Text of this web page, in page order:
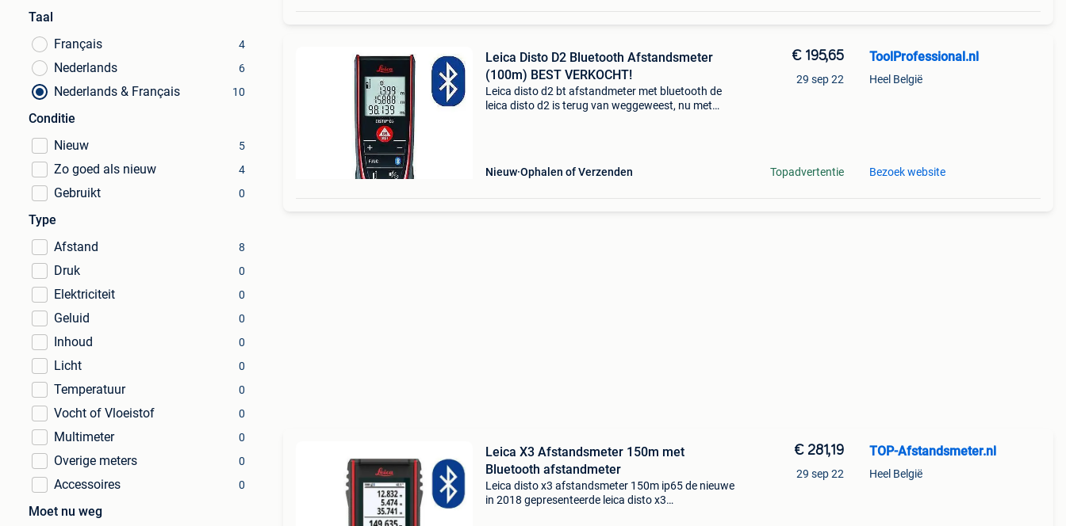
Taal
Français
4
Nederlands 6
Nederlands & Français 10
Conditie
Nieuw
5
Zo goed als nieuw 4
Gebruikt 0
Type
Afstand
8
Druk 0
Elektriciteit 0
Geluid 0
Inhoud 0
Licht 0
Temperatuur 0
Vocht of Vloeistof 0
Multimeter 0
Overige meters 0
Accessoires 0
Moet nu weg
Leica Disto D2 Bluetooth Afstandsmeter
(100m) BEST VERKOCHT!
Leica disto d2 bt afstandmeter met bluetooth de
leica disto d2 is terug van weggeweest, nu met
Nieuw Ophalen of Verzenden
€ 195,65
29 sep 22
Topadvertentie
ToolProfessional.nl
Heel België
Bezoek website
Leica X3 Afstandsmeter 150m met
Bluetooth afstandmeter
Leica disto x3 afstandsmeter 150m ip65 de nieuwe
in 2018 gepresenteerde leica disto x3
€ 281,19
29 sep 22
TOP-Afstandsmeter.nl
Heel België